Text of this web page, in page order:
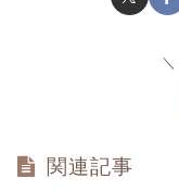
関連記事